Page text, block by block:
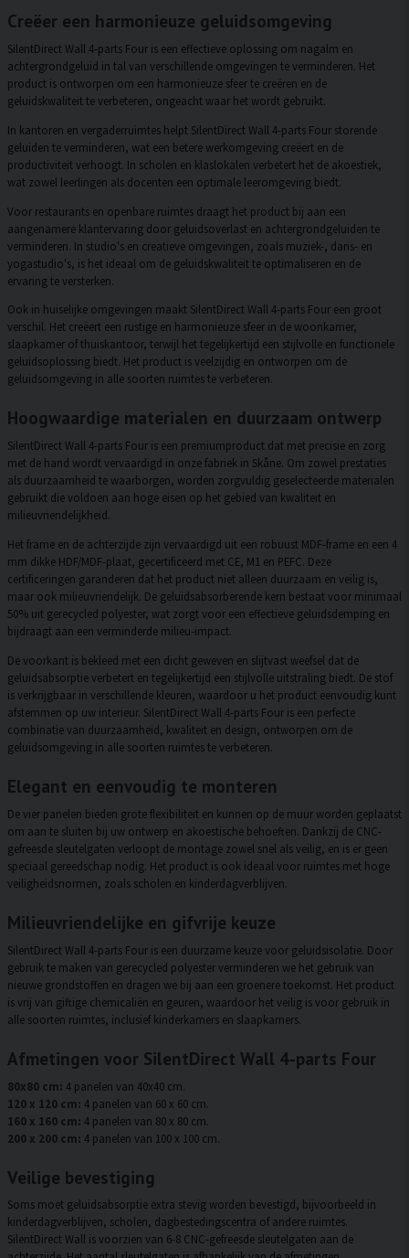
Creëer een harmonieuze geluidsomgeving
SilentDirect Wall 4-parts Four is een effectieve oplossing om nagalm en
achtergrondgeluid in tal van verschillende omgevingen te verminderen. Het
product is ontworpen om een harmonieuze sfeer te creëren en de
geluidskwaliteit te verbeteren, ongeacht waar het wordt gebruikt.
In kantoren en vergaderruimtes helpt SilentDirect Wall 4-parts Four storende
geluiden te verminderen, wat een betere werkomgeving creëert en de
productiviteit verhoogt. In scholen en klaslokalen verbetert het de akoestiek,
wat zowel leerlingen als docenten een optimale leeromgeving biedt.
Voor restaurants en openbare ruimtes draagt het product bij aan een
aangenamere klantervaring door geluidsoverlast en achtergrondgeluiden te
verminderen. In studio's en creatieve omgevingen, zoals muziek-, dans- en
yogastudio's, is het ideaal om de geluidskwaliteit te optimaliseren en de
ervaring te versterken.
Ook in huiselijke omgevingen maakt SilentDirect Wall 4-parts Four een groot
verschil. Het creëert een rustige en harmonieuze sfeer in de woonkamer,
slaapkamer of thuiskantoor, terwijl het tegelijkertijd een stijlvolle en functionele
geluidsoplossing biedt. Het product is veelzijdig en ontworpen om de
geluidsomgeving in alle soorten ruimtes te verbeteren.
Hoogwaardige materialen en duurzaam ontwerp
SilentDirect Wall 4-parts Four is een premiumproduct dat met precisie en zorg
met de hand wordt vervaardigd in onze fabriek in Skåne. Om zowel prestaties
als duurzaamheid te waarborgen, worden zorgvuldig geselecteerde materialen
gebruikt die voldoen aan hoge eisen op het gebied van kwaliteit en
milieuvriendelijkheid.
Het frame en de achterzijde zijn vervaardigd uit een robuust MDF-frame en een 4
mm dikke HDF/MDF-plaat, gecertificeerd met CE, M1 en PEFC. Deze
certificeringen garanderen dat het product niet alleen duurzaam en veilig is,
maar ook milieuvriendelijk. De geluidsabsorberende kern bestaat voor minimaal
50% uit gerecycled polyester, wat zorgt voor een effectieve geluidsdemping en
bijdraagt aan een verminderde milieu-impact.
De voorkant is bekleed met een dicht geweven en slijtvast weefsel dat de
geluidsabsorptie verbetert en tegelijkertijd een stijlvolle uitstraling biedt. De stof
is verkrijgbaar in verschillende kleuren, waardoor u het product eenvoudig kunt
afstemmen op uw interieur. SilentDirect Wall 4-parts Four is een perfecte
combinatie van duurzaamheid, kwaliteit en design, ontworpen om de
geluidsomgeving in alle soorten ruimtes te verbeteren.
Elegant en eenvoudig te monteren
De vier panelen bieden grote flexibiliteit en kunnen op de muur worden geplaatst
om aan te sluiten bij uw ontwerp en akoestische behoeften. Dankzij de CNC-
gefreesde sleutelgaten verloopt de montage zowel snel als veilig, en is er geen
speciaal gereedschap nodig. Het product is ook ideaal voor ruimtes met hoge
veiligheidsnormen, zoals scholen en kinderdagverblijven.
Milieuvriendelijke en gifvrije keuze
SilentDirect Wall 4-parts Four is een duurzame keuze voor geluidsisolatie. Door
gebruik te maken van gerecycled polyester verminderen we het gebruik van
nieuwe grondstoffen en dragen we bij aan een groenere toekomst. Het product
is vrij van giftige chemicaliën en geuren, waardoor het veilig is voor gebruik in
alle soorten ruimtes, inclusief kinderkamers en slaapkamers.
Afmetingen voor SilentDirect Wall 4-parts Four
80x80 cm: 4 panelen van 40x40 cm.
120 x 120 cm: 4 panelen van 60 x 60 cm.
160 x 160 cm: 4 panelen van 80 x 80 cm.
200 x 200 cm: 4 panelen van 100 x 100 cm.
Veilige bevestiging
Soms moet geluidsabsorptie extra stevig worden bevestigd, bijvoorbeeld in
kinderdagverblijven, scholen, dagbestedingscentra of andere ruimtes.
SilentDirect Wall is voorzien van 6-8 CNC-gefreesde sleutelgaten aan de